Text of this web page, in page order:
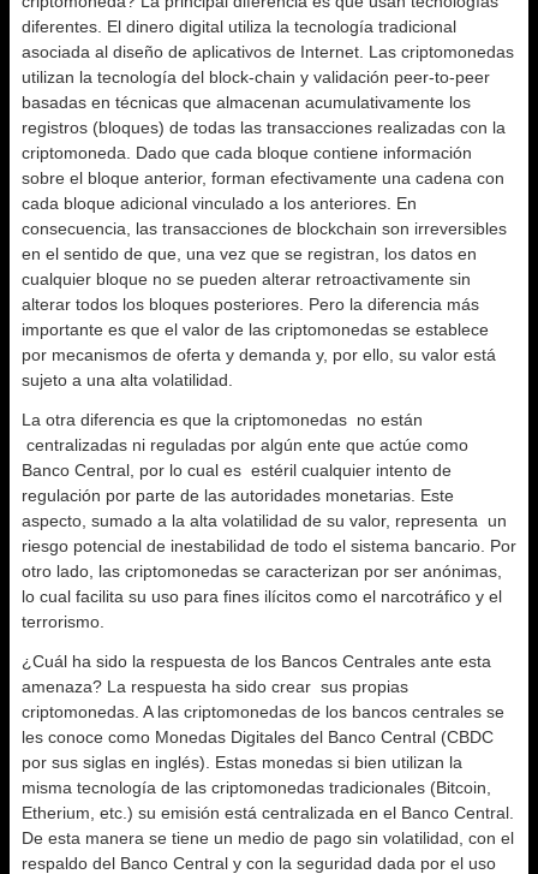
diferentes. El dinero digital utiliza la tecnología tradicional
asociada al diseño de aplicativos de Internet. Las criptomonedas
utilizan la tecnología del block-chain y validación peer-to-peer
basadas en técnicas que almacenan acumulativamente los
registros (bloques) de todas las transacciones realizadas con la
criptomoneda. Dado que cada bloque contiene información
sobre el bloque anterior, forman efectivamente una cadena con
cada bloque adicional vinculado a los anteriores. En
consecuencia, las transacciones de blockchain son irreversibles
en el sentido de que, una vez que se registran, los datos en
cualquier bloque no se pueden alterar retroactivamente sin
alterar todos los bloques posteriores. Pero la diferencia más
importante es que el valor de las criptomonedas se establece
por mecanismos de oferta y demanda y, por ello, su valor está
sujeto a una alta volatilidad.
La otra diferencia es que la criptomonedas no están
centralizadas ni reguladas por algún ente que actúe como
Banco Central, por lo cual es estéril cualquier intento de
regulación por parte de las autoridades monetarias. Este
aspecto, sumado a la alta volatilidad de su valor, representa un
riesgo potencial de inestabilidad de todo el sistema bancario. Por
otro lado, las criptomonedas se caracterizan por ser anónimas,
lo cual facilita su uso para fines ilícitos como el narcotráfico y el
terrorismo.
¿Cuál ha sido la respuesta de los Bancos Centrales ante esta
amenaza? La respuesta ha sido crear sus propias
criptomonedas. A las criptomonedas de los bancos centrales se
les conoce como Monedas Digitales del Banco Central (CBDC
por sus siglas en inglés). Estas monedas si bien utilizan la
misma tecnología de las criptomonedas tradicionales (Bitcoin,
Etherium, etc.) su emisión está centralizada en el Banco Central.
De esta manera se tiene un medio de pago sin volatilidad, con el
respaldo del Banco Central y con la seguridad dada por el uso